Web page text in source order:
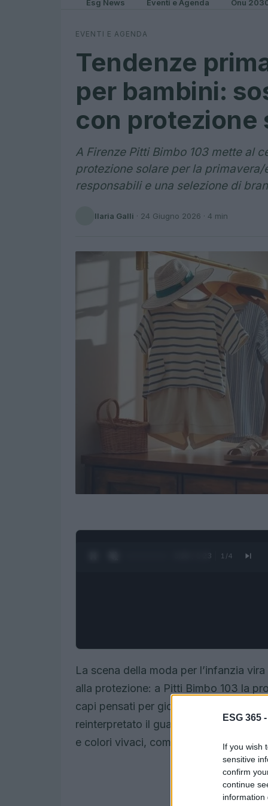
ESG 365 -
If you wish
sensitive
confirm
continue
information
Esg News Eventi e Agenda Onu
EVENTI E AGENDA
Tendenze
per bambini:
con protezione
A Firenze Pitti Bimbo 103 mette al
protezione solare per la
responsabili e una selezione di
Ilaria Galli · 24 Giugno 2026 · 4 min
0:27 / 1:23 1 /4
La scena della moda per l’infanzia
alla protezione: a Pitti Bimbo 103 la
capi pensati per giocare all’aperto in
reinterpretato il guardaroba dei
e colori vivaci, combinando estetica e